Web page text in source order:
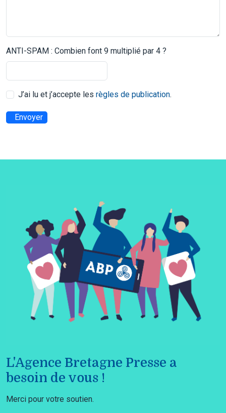
ANTI-SPAM : Combien font 9 multiplié par 4 ?
J’ai lu et j’accepte les règles de publication.
Envoyer
L'Agence Bretagne Presse a
besoin de vous !
Merci pour votre soutien.